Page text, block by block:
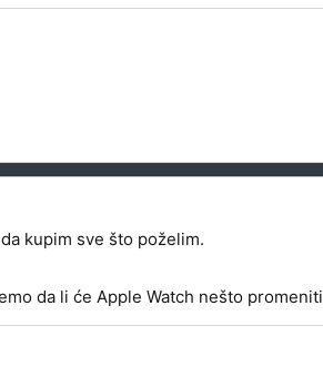
kupim sve što poželim.
da li će Apple Watch nešto